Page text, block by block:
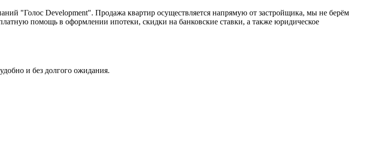
"Голос Development". Продажа квартир осуществляется напрямую от застройщика, мы не берём
помощь в оформлении ипотеки, скидки на банковские ставки, а также юридическое
и без долгого ожидания.